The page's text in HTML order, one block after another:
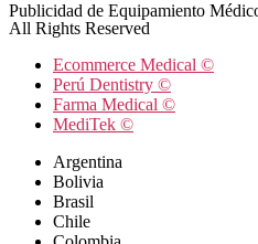
Publicidad de Equipamiento
All Rights Reserved
Ecommerce Medical ©
Perú Dentistry ©
Farma Medical ©
MediTek ©
Argentina
Bolivia
Brasil
Chile